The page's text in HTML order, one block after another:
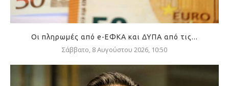
Οι πληρωμές από e-ΕΦΚΑ και ΔΥΠΑ από τις...
Σάββατο, 8 Αυγούστου 2026, 10:50